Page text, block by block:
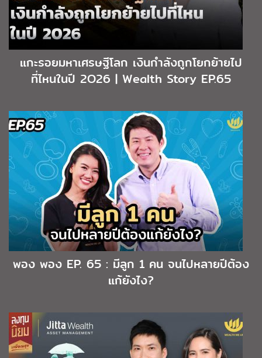
แกะรอยมหาเศรษฐีโลก เงินกำลังถูกโยกย้ายไป
ที่ไหนในปี 2O26 | Wealth Story EP.65
พอง พอง EP. 65 : มีลูก 1 คน จนไปหลายปีต้อง
แก้ยังไง?